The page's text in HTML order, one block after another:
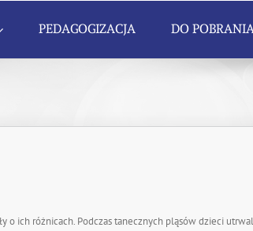
PEDAGOGIZACJA DO
ich różnicach. Podczas tanecznych pląsów dzieci